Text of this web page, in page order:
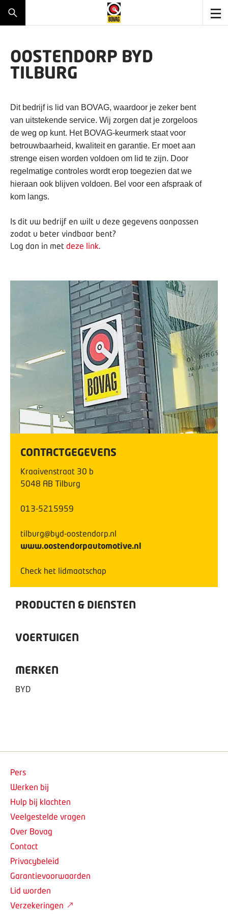
OOSTENDORP BYD
TILBURG
Dit bedrijf is lid van BOVAG, waardoor je zeker bent
van uitstekende service. Wij zorgen dat je zorgeloos
de weg op kunt. Het BOVAG-keurmerk staat voor
betrouwbaarheid, kwaliteit en garantie. Er moet aan
strenge eisen worden voldoen om lid te zijn. Door
regelmatige controles wordt erop toegezien dat we
hieraan ook blijven voldoen. Bel voor een afspraak of
kom langs.
Is dit uw bedrijf en wilt u deze gegevens aanpassen
zodat u beter vindbaar bent?
Log dan in met deze link.
CONTACTGEGEVENS
Kraaivenstraat 30 b
5048 AB Tilburg
013-5215959
tilburg@byd-oostendorp.nl
www.oostendorpautomotive.nl
Check het lidmaatschap
PRODUCTEN & DIENSTEN
VOERTUIGEN
MERKEN
BYD
Pers
Werken bij
Hulp bij klachten
Veelgestelde vragen
Over Bovag
Contact
Privacybeleid
Garantievoorwaarden
Lid worden
Verzekeringen